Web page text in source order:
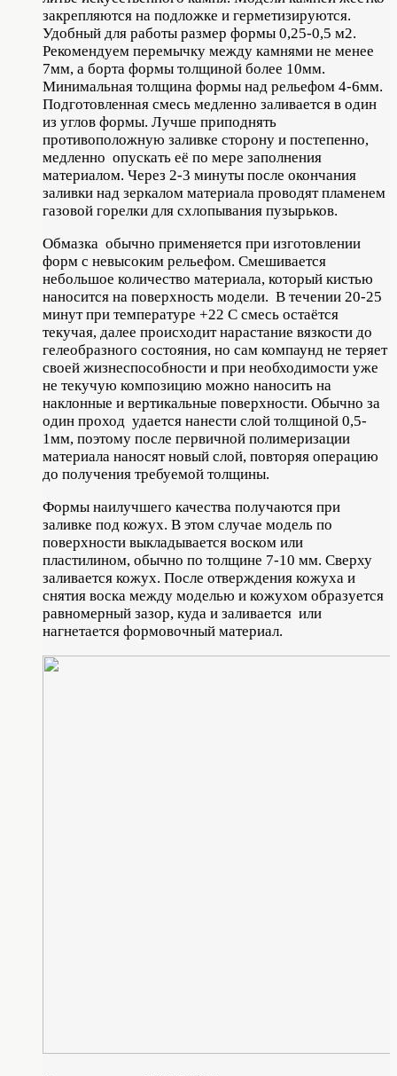
закрепляются на подложке и герметизируются.
Удобный для работы размер формы 0,25-0,5 м2.
Рекомендуем перемычку между камнями не менее
7мм, а борта формы толщиной более 10мм.
Минимальная толщина формы над рельефом 4-6мм.
Подготовленная смесь медленно заливается в один
из углов формы. Лучше приподнять
противоположную заливке сторону и постепенно,
медленно опускать её по мере заполнения
материалом. Через 2-3 минуты после окончания
заливки над зеркалом материала проводят пламенем
газовой горелки для схлопывания пузырьков.
Обмазка обычно применяется при изготовлении
форм с невысоким рельефом. Смешивается
небольшое количество материала, который кистью
наносится на поверхность модели. В течении 20-25
минут при температуре +22 С смесь остаётся
текучая, далее происходит нарастание вязкости до
гелеобразного состояния, но сам компаунд не теряет
своей жизнеспособности и при необходимости уже
не текучую композицию можно наносить на
наклонные и вертикальные поверхности. Обычно за
один проход удается нанести слой толщиной 0,5-
1мм, поэтому после первичной полимеризации
материала наносят новый слой, повторяя операцию
до получения требуемой толщины.
Формы наилучшего качества получаются при
заливке под кожух. В этом случае модель по
поверхности выкладывается воском или
пластилином, обычно по толщине 7-10 мм. Сверху
заливается кожух. После отверждения кожуха и
снятия воска между моделью и кожухом образуется
равномерный зазор, куда и заливается или
нагнетается формовочный материал.